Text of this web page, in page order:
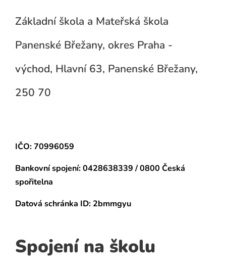
Základní škola a Mateřská škola
Panenské Břežany, okres Praha -
východ, Hlavní 63, Panenské Břežany,
250 70
IČO: 70996059
Bankovní spojení:0428638339 / 0800 Česká
spořitelna
Datová schránka ID: 2bmmgyu
Spojení na školu